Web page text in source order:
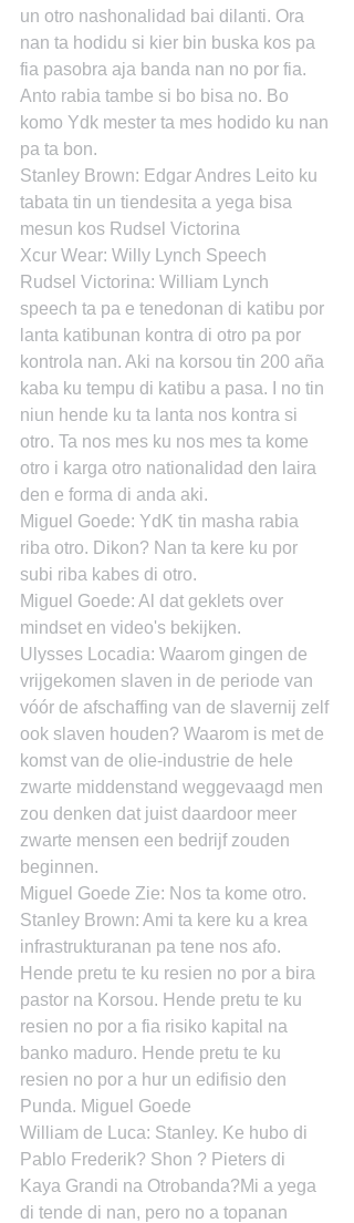
un otro nashonalidad bai dilanti. Ora
nan ta hodidu si kier bin buska kos pa
fia pasobra aja banda nan no por fia.
Anto rabia tambe si bo bisa no. Bo
komo Ydk mester ta mes hodido ku nan
pa ta bon.
Stanley Brown: Edgar Andres Leito ku
tabata tin un tiendesita a yega bisa
mesun kos Rudsel Victorina
Xcur Wear: Willy Lynch Speech
Rudsel Victorina: William Lynch
speech ta pa e tenedonan di katibu por
lanta katibunan kontra di otro pa por
kontrola nan. Aki na korsou tin 200 aña
kaba ku tempu di katibu a pasa. I no tin
niun hende ku ta lanta nos kontra si
otro. Ta nos mes ku nos mes ta kome
otro i karga otro nationalidad den laira
den e forma di anda aki.
Miguel Goede: YdK tin masha rabia
riba otro. Dikon? Nan ta kere ku por
subi riba kabes di otro.
Miguel Goede: Al dat geklets over
mindset en video's bekijken.
Ulysses Locadia: Waarom gingen de
vrijgekomen slaven in de periode van
vóór de afschaffing van de slavernij zelf
ook slaven houden? Waarom is met de
komst van de olie-industrie de hele
zwarte middenstand weggevaagd men
zou denken dat juist daardoor meer
zwarte mensen een bedrijf zouden
beginnen.
Miguel Goede Zie: Nos ta kome otro.
Stanley Brown: Ami ta kere ku a krea
infrastrukturanan pa tene nos afo.
Hende pretu te ku resien no por a bira
pastor na Korsou. Hende pretu te ku
resien no por a fia risiko kapital na
banko maduro. Hende pretu te ku
resien no por a hur un edifisio den
Punda. Miguel Goede
William de Luca: Stanley. Ke hubo di
Pablo Frederik? Shon ? Pieters di
Kaya Grandi na Otrobanda?Mi a yega
di tende di nan, pero no a topanan